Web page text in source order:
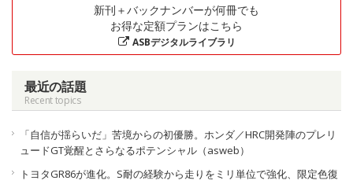
新刊＋バックナンバーが何冊でも
お得な定額プランはこちら
ASBデジタルライブラリ
最近の話題
Recent topics
「自信が揺らいだ」苦境からの初優勝。ホンダ／HRC開発陣のプレリ
ュードGT覚醒とさらなるポテンシャル（asweb）
トヨタGR86が進化。S耐の経験から走りをミリ単位で強化、限定色復